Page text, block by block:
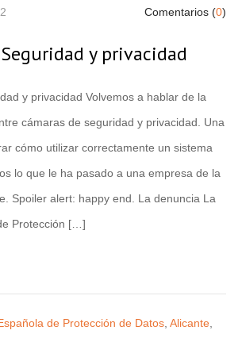
Comentarios (0)
y privacidad
y privacidad Volvemos a hablar de la
cámaras de seguridad y privacidad. Una
cómo utilizar correctamente un sistema
lo que le ha pasado a una empresa de la
Spoiler alert: happy end. La denuncia La
Protección […]
de Protección de Datos Alicante